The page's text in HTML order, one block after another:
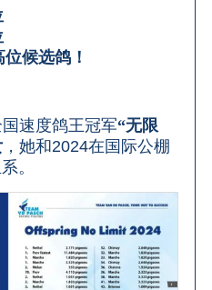
候选鸽！
速度鸽王冠军“无限
，她和2024在国际公棚
。